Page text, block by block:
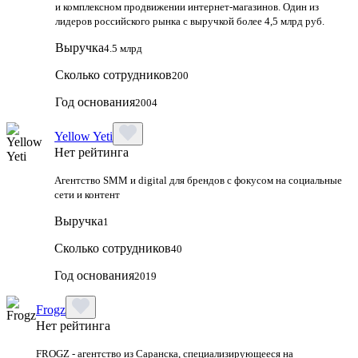
и комплексном продвижении интернет-магазинов. Один из
лидеров российского рынка с выручкой более 4,5 млрд руб.
Выручка4.5 млрд
Сколько сотрудников200
Год основания2004
Yellow Yeti
Нет рейтинга
Агентство SMM и digital для брендов с фокусом на социальные
сети и контент
Выручка1
Сколько сотрудников40
Год основания2019
Frogz
Нет рейтинга
FROGZ - агентство из Саранска, специализирующееся на